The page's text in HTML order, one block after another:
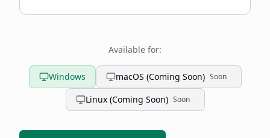
Available for:
Windows macOS (Coming Soon) Soon
Linux (Coming Soon) Soon